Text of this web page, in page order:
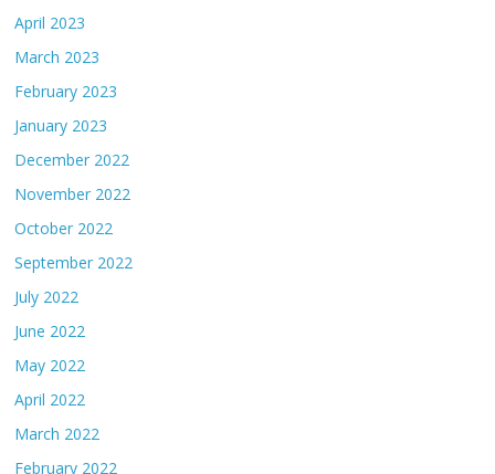
April 2023
March 2023
February 2023
January 2023
December 2022
November 2022
October 2022
September 2022
July 2022
June 2022
May 2022
April 2022
March 2022
February 2022